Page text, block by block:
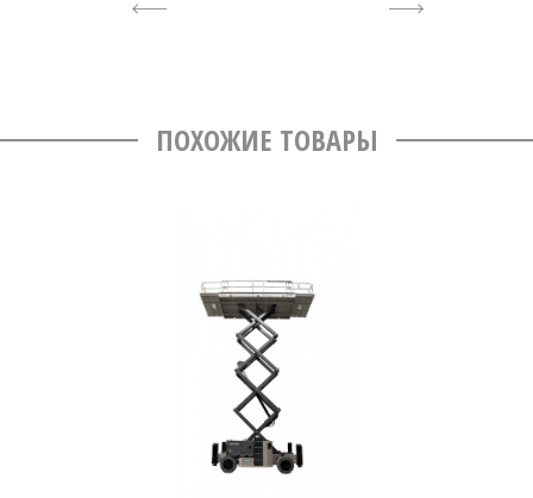
4 6
ПОХОЖИЕ ТОВАРЫ